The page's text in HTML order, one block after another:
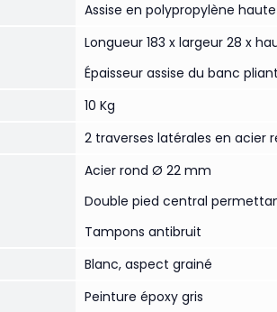
Assise en polypropylène
Longueur 183 x largeur 28 x
Épaisseur assise du banc
10 Kg
2 traverses latérales en acier
Acier rond Ø 22 mm
Double pied central
Tampons antibruit
Blanc, aspect grainé
Peinture époxy gris